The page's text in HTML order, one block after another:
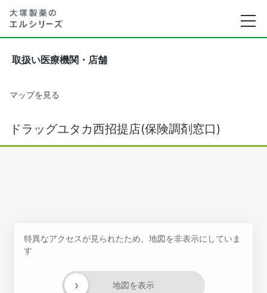
取扱い医療機関・店舗
マップを見る
ドラッグユタカ西招提店(保険調剤窓口)
特異なアクセスが見られたため、地図を非表示にしていま
す
地図を表示
›